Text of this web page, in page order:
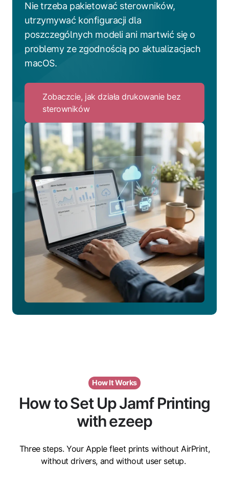
Nie trzeba pakietować sterowników,
utrzymywać konfiguracji dla
poszczególnych modeli ani martwić się o
problemy ze zgodnością po aktualizacjach
macOS.
Zobaczcie, jak działa drukowanie bez
sterownikówClick
to
Zobaczcie,
jak
działa
drukowanie
bez
sterowników
How It Works
How to Set Up Jamf Printing
with ezeep
Three steps. Your Apple fleet prints without AirPrint,
without drivers, and without user setup.